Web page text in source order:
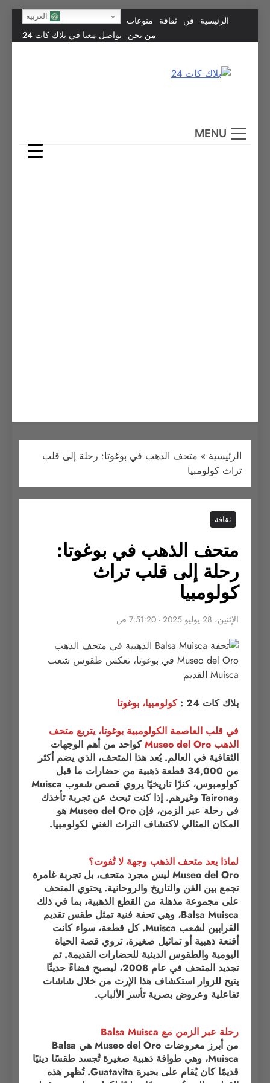
content
الرئيسية فن ثقافة منوعات العربية
من نحن تواصل معنا في بلاك كات 24
MENU
الرئيسية » متحف الذهب في بوغوتا: رحلة إلى قلب
تراث كولومبيا
ثقافة
متحف الذهب في بوغوتا:
رحلة إلى قلب تراث
كولومبيا
الإثنين، 28 يوليو 2025 - 7:51:20 ص
بلاك كات 24 :
كولومبيا، بوغوتا
في قلب العاصمة الكولومبية بوغوتا، يتربع متحف
الذهب Museo del Oro
كواحد من أهم الوجهات
الثقافية في العالم. يُعد هذا المتحف، الذي يضم أكثر
من 34,000 قطعة ذهبية من حضارات ما قبل
كولومبوس، كنزًا تاريخيًا يروي قصص شعوب Muisca
وTairona وغيرهم. إذا كنت تبحث عن تجربة تأخذك
في رحلة عبر الزمن، فإن Museo del Oro هو
المكان المثالي لاكتشاف التراث الغني لكولومبيا.
لماذا يعد متحف الذهب وجهة لا تُفوت؟
‏Museo del Oro ليس مجرد متحف، بل تجربة غامرة
تجمع بين الفن والتاريخ والروحانية. يحتوي المتحف
على مجموعة مذهلة من القطع الذهبية، بما في ذلك
Balsa Muisca، وهي تحفة فنية تمثل طقس تقديم
القرابين لشعب Muisca. كل قطعة، سواء كانت
أقنعة ذهبية أو تماثيل صغيرة، تروي قصة الحياة
اليومية والطقوس الدينية للحضارات القديمة. تم
تجديد المتحف في عام 2008، ليصبح فضاءً حديثًا
يتيح للزوار استكشاف هذا الإرث من خلال شاشات
تفاعلية وعروض بصرية تأسر الألباب.
رحلة عبر الزمن مع Balsa Muisca
من أبرز معروضات Museo del Oro هي Balsa
Muisca، وهي طوافة ذهبية صغيرة تُجسد طقسًا دينيًا
قديمًا كان يُقام على بحيرة Guatavita. تُظهر هذه